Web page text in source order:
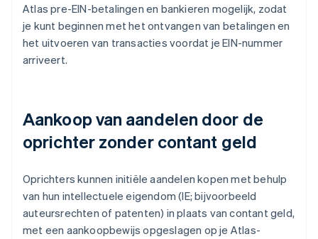
Atlas pre-EIN-betalingen en bankieren mogelijk, zodat
je kunt beginnen met het ontvangen van betalingen en
het uitvoeren van transacties voordat je EIN-nummer
arriveert.
Aankoop van aandelen door de
oprichter zonder contant geld
Oprichters kunnen initiële aandelen kopen met behulp
van hun intellectuele eigendom (IE; bijvoorbeeld
auteursrechten of patenten) in plaats van contant geld,
met een aankoopbewijs opgeslagen op je Atlas-